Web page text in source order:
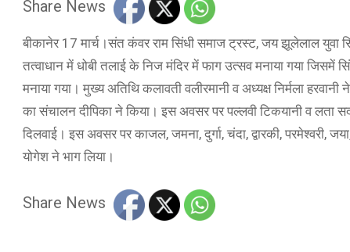
Share News
बीकानेर 17 मार्च।संत कंवर राम सिंधी समाज ट्रस्ट, जय झूलेलाल
तत्वाधान में धोबी तलाई के निज मंदिर में फाग उत्सव मनाया गया जिसमें
मनाया गया। मुख्य अतिथि कलावती वलीरमानी व अध्यक्ष निर्मला
का संचालन दीपिका ने किया। इस अवसर पर पल्लवी टिकयानी व
दिलवाई। इस अवसर पर काजल, जमना, दुर्गा, चंदा, द्वारकी, परमेश्वरी,
योगेश ने भाग लिया।
Share News